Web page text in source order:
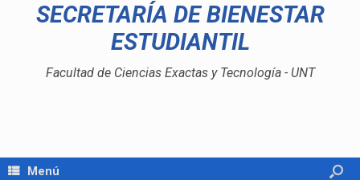
SECRETARÍA DE BIENESTAR
ESTUDIANTIL
Facultad de Ciencias Exactas y Tecnología - UNT
Menú